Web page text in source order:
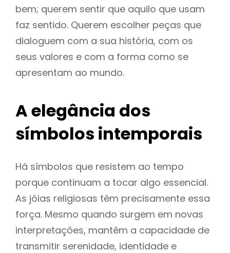
bem; querem sentir que aquilo que usam
faz sentido. Querem escolher peças que
dialoguem com a sua história, com os
seus valores e com a forma como se
apresentam ao mundo.
A elegância dos
símbolos intemporais
Há símbolos que resistem ao tempo
porque continuam a tocar algo essencial.
As jóias religiosas têm precisamente essa
força. Mesmo quando surgem em novas
interpretações, mantêm a capacidade de
transmitir serenidade, identidade e